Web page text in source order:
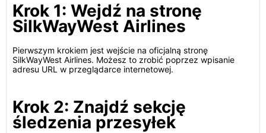
Krok 1: Wejdź na stronę
SilkWayWest Airlines
Pierwszym krokiem jest wejście na oficjalną stronę
SilkWayWest Airlines. Możesz to zrobić poprzez wpisanie
adresu URL w przeglądarce internetowej.
Krok 2: Znajdź sekcję
śledzenia przesyłek